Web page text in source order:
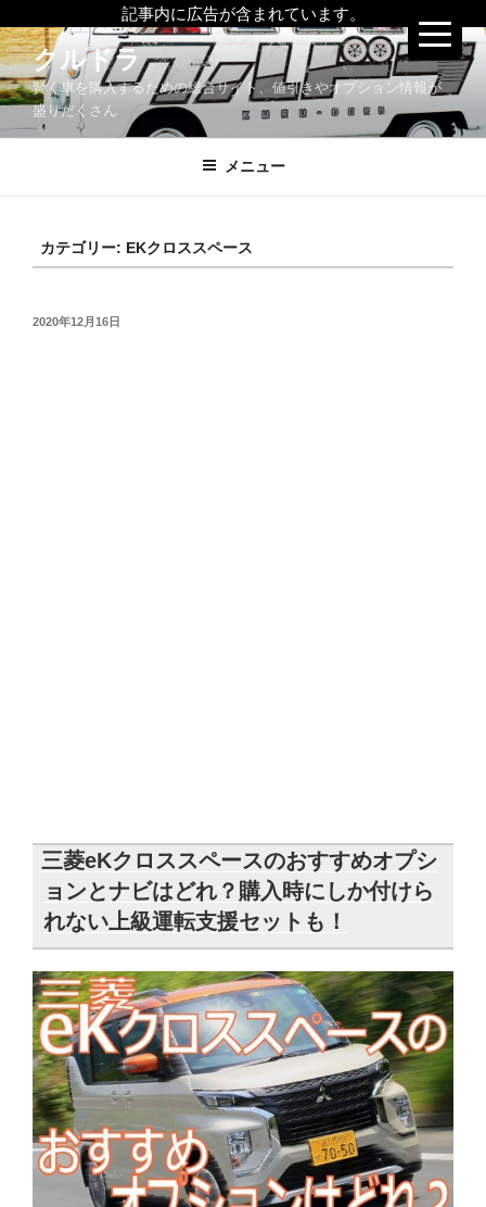
記事内に広告が含まれています。
コ
ン
テ
ツ
クルドラ
賢く車を購入するための総合サイト、値引きやオプション情報が
盛りだくさん
メニュー
カテゴリー: EKクロススペース
投
2020年12月16日
三菱eKクロススペースのおすすめオプシ
ョンとナビはどれ？購入時にしか付けら
れない上級運転支援セットも！